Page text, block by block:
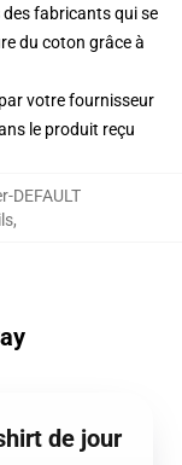
fabricants qui se
du coton grâce à
votre fournisseur
le produit reçu
DEFAULT
,
de jour